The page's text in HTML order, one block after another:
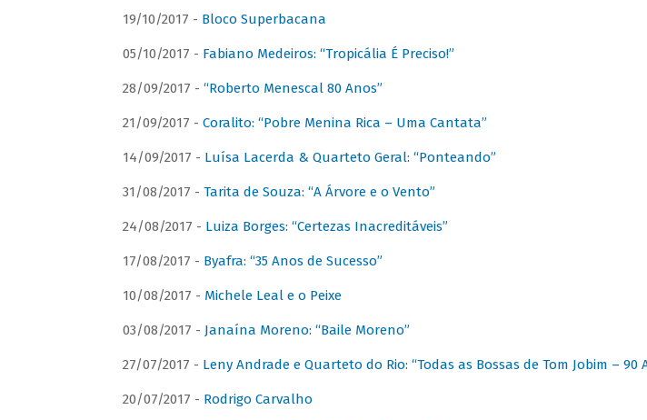
19/10/2017 - Bloco Superbacana
05/10/2017 - Fabiano Medeiros: “Tropicália É Preciso!”
28/09/2017 - “Roberto Menescal 80 Anos”
21/09/2017 - Coralito: “Pobre Menina Rica – Uma Cantata”
14/09/2017 - Luísa Lacerda & Quarteto Geral: “Ponteando”
31/08/2017 - Tarita de Souza: “A Árvore e o Vento”
24/08/2017 - Luiza Borges: “Certezas Inacreditáveis”
17/08/2017 - Byafra: “35 Anos de Sucesso”
10/08/2017 - Michele Leal e o Peixe
03/08/2017 - Janaína Moreno: “Baile Moreno”
27/07/2017 - Leny Andrade e Quarteto do Rio: “Todas as Bossas de Tom Jobim – 90
20/07/2017 - Rodrigo Carvalho